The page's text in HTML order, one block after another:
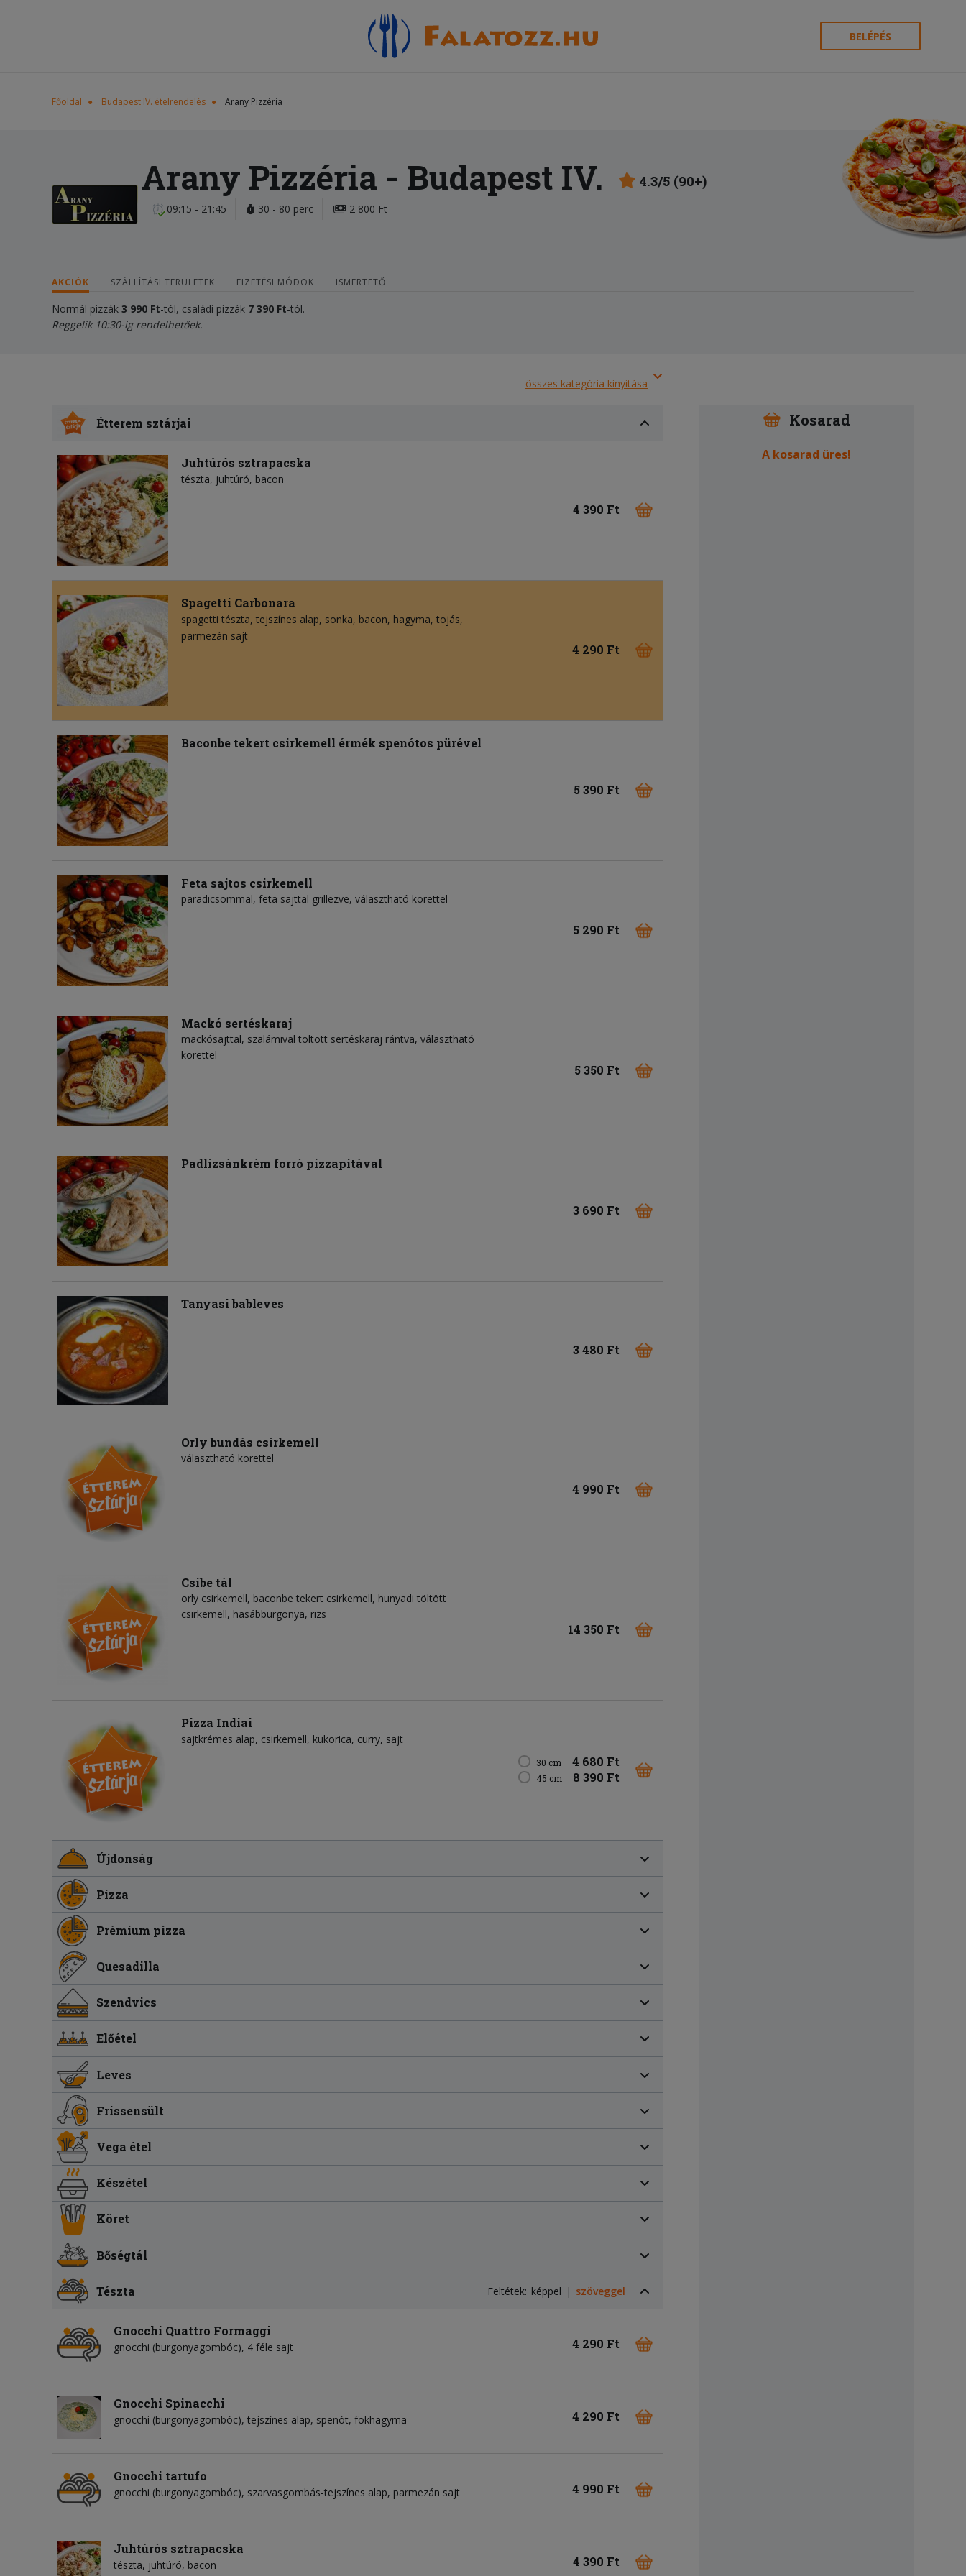
BELÉPÉS
Főoldal Budapest IV. ételrendelés Arany Pizzéria
Arany Pizzéria - Budapest IV. 4.3/5 (90+)
09:15 - 21:45 30 - 80 perc 2 800 Ft
AKCIÓK SZÁLLÍTÁSI TERÜLETEK FIZETÉSI MÓDOK ISMERTETŐ
Normál pizzák 3 990 Ft-tól, családi pizzák 7 390 Ft-tól.
Reggelik 10:30-ig rendelhetőek.
összes kategória kinyitása
Étterem sztárjai
Juhtúrós sztrapacska
tészta juhtúró bacon
4 390 Ft
Spagetti Carbonara
spagetti tészta tejszínes alap sonka bacon hagyma tojás
parmezán sajt
4 290 Ft
Baconbe tekert csirkemell érmék spenótos pürével
5 390 Ft
Feta sajtos csirkemell
paradicsommal, feta sajttal grillezve, választható körettel
5 290 Ft
Mackó sertéskaraj
mackósajttal, szalámival töltött sertéskaraj rántva, választható
körettel
5 350 Ft
Padlizsánkrém forró pizzapitával
3 690 Ft
Tanyasi bableves
3 480 Ft
Orly bundás csirkemell
választható körettel
4 990 Ft
Csibe tál
orly csirkemell, baconbe tekert csirkemell, hunyadi töltött
csirkemell, hasábburgonya, rizs
14 350 Ft
Pizza Indiai
sajtkrémes alap csirkemell kukorica curry sajt
30 cm 4 680 Ft
45 cm 8 390 Ft
Újdonság
Pizza
Prémium pizza
Quesadilla
Szendvics
Előétel
Leves
Frissensült
Vega étel
Készétel
Köret
Bőségtál
Tészta Feltétek: képpel szöveggel
Gnocchi Quattro Formaggi
gnocchi (burgonyagombóc) 4 féle sajt 4 290 Ft
Gnocchi Spinacchi
gnocchi (burgonyagombóc) tejszínes alap spenót fokhagyma 4 290 Ft
Gnocchi tartufo
gnocchi (burgonyagombóc) szarvasgombás-tejszínes alap parmezán sajt 4 990 Ft
Juhtúrós sztrapacska
tészta juhtúró bacon 4 390 Ft
Kosarad
A kosarad üres!